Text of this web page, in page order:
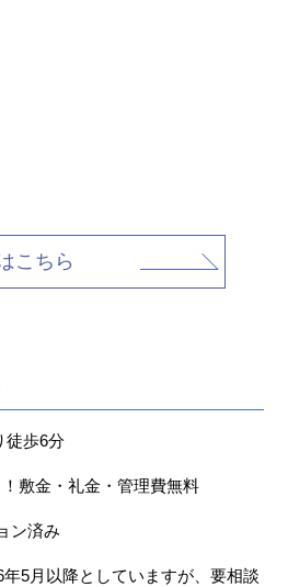
こちら
徒歩6分
敷金・礼金・管理費無料
ン済み
5月以降としていますが、要相談